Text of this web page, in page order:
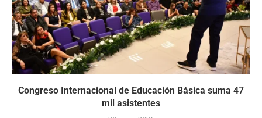
Congreso Internacional de Educación Básica suma 47
mil asistentes